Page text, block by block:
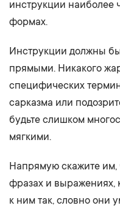
инструкции наиболее
формах.
Инструкции должны
прямыми. Никакого
специфических
сарказма или
будьте слишком
мягкими.
Напрямую скажите им,
фразах и выражениях,
к ним так, словно они